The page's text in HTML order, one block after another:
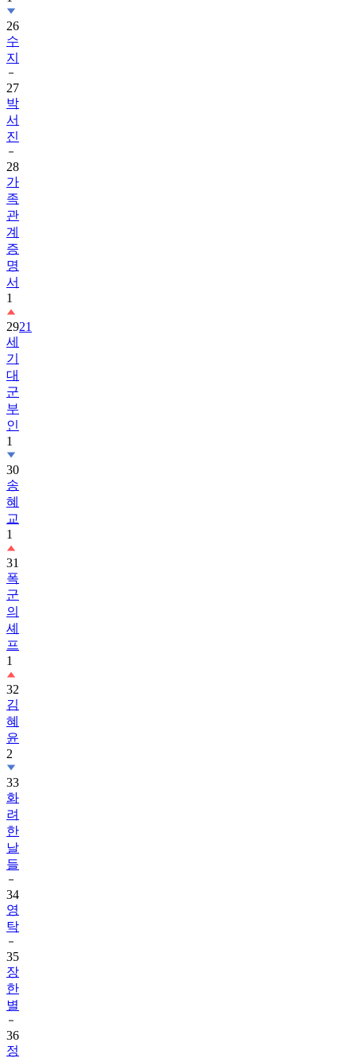
26
수
지
27
박
서
진
28
가
족
관
계
증
명
서
1
2921
세
기
대
군
부
인
1
30
송
혜
교
1
31
폭
군
의
셰
프
1
32
김
혜
윤
2
33
화
려
한
날
들
34
영
탁
35
장
한
별
36
정